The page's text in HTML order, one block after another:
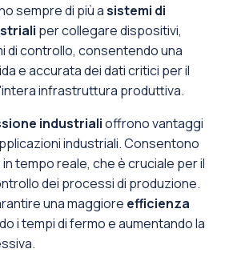
sempre di più asistemi di
per collegare dispositivi,
di controllo, consentendo una
e accurata dei dati critici per il
infrastruttura produttiva.
industrialioffrono vantaggi
industriali. Consentono
tempo reale, che è cruciale per il
dei processi di produzione.
una maggiore efficienza
i tempi di fermo e aumentando la